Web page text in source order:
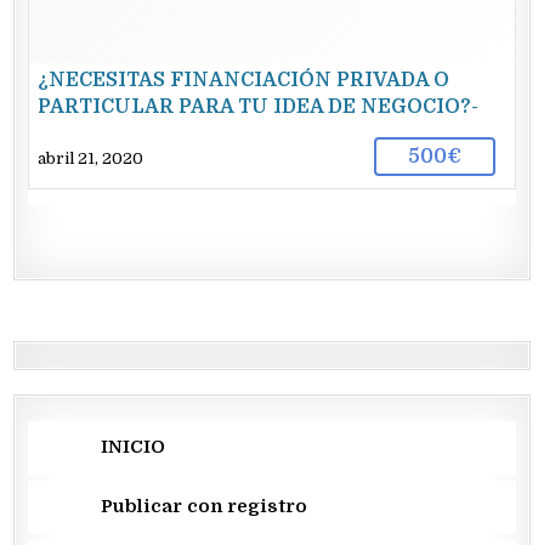
¿NECESITAS FINANCIACIÓN PRIVADA O
PARTICULAR PARA TU IDEA DE NEGOCIO?-
abril 21, 2020 500€
INICIO
Publicar con registro